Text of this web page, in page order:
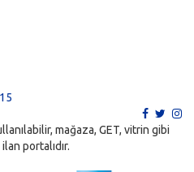
mağaza, GET, vitrin gibi
portalıdır.